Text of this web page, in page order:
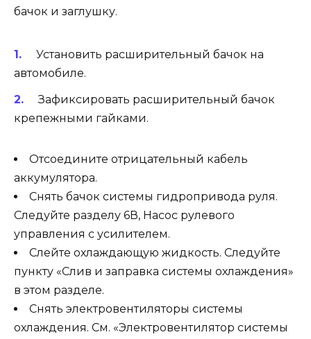
бачок и заглушку.
Установить расширительный бачок на
автомобиле.
Зафиксировать расширительный бачок
крепежными гайками.
Отсоедините отрицательный кабель
аккумулятора.
Снять бачок системы гидропривода руля.
Следуйте разделу 6В, Насос рулевого
управления с усилителем.
Слейте охлаждающую жидкость. Следуйте
пункту «Слив и заправка системы охлаждения»
в этом разделе.
Снять электровентиляторы системы
охлаждения. См. «Электровентилятор системы